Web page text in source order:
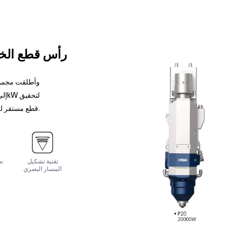
رأس قطع
قطع مستقر للصفائح السميكة على دفعات.
تقنية تشكيل
المسار البصري